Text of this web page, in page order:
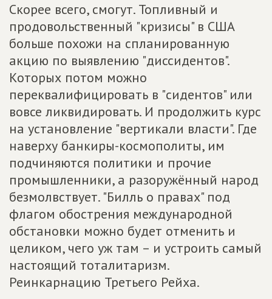
Скорее всего, смогут. Топливный и
продовольственный "кризисы" в США
больше похожи на спланированную
акцию по выявлению "диссидентов".
Которых потом можно
переквалифицировать в "сидентов" или
вовсе ликвидировать. И продолжить курс
на установление "вертикали власти". Где
наверху банкиры-космополиты, им
подчиняются политики и прочие
промышленники, а разоружённый народ
безмолвствует. "Билль о правах" под
флагом обострения международной
обстановки можно будет отменить и
целиком, чего уж там – и устроить самый
настоящий тоталитаризм.
Реинкарнацию Третьего Рейха.